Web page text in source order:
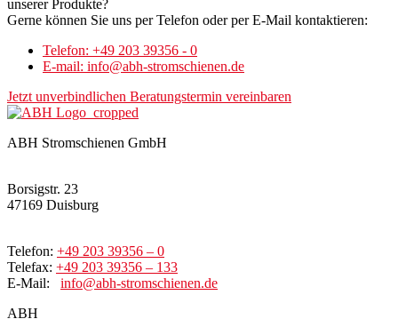
unserer Produkte?
Gerne können Sie uns per Telefon oder per E-Mail kontaktieren:
Telefon: +49 203 39356 - 0
E-mail: info@abh-stromschienen.de
Jetzt unverbindlichen Beratungstermin vereinbaren
ABH Stromschienen GmbH
Borsigstr. 23
47169 Duisburg
Telefon: +49 203 39356 – 0
Telefax: +49 203 39356 – 133
E-Mail: info@abh-stromschienen.de
ABH